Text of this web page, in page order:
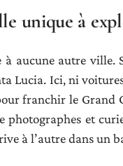
unique à
à aucune autre
Lucia. Ici, ni
franchir le Grand
et
à l’autre dans un